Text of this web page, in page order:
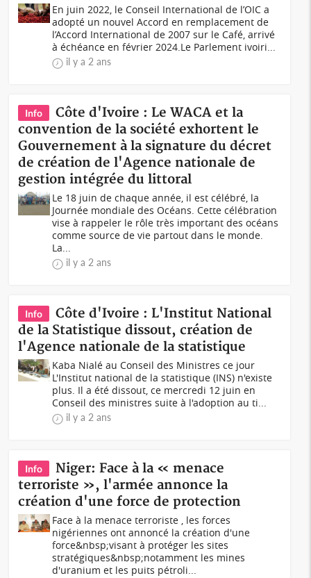
En juin 2022, le Conseil International de l’OIC a
adopté un nouvel Accord en remplacement de
l’Accord International de 2007 sur le Café, arrivé
à échéance en février 2024.Le Parlement ivoiri...
il y a 2 ans
Info
Côte d'Ivoire : Le WACA et la
convention de la société exhortent le
Gouvernement à la signature du décret
de création de l'Agence nationale de
gestion intégrée du littoral
Le 18 juin de chaque année, il est célébré, la
Journée mondiale des Océans. Cette célébration
vise à rappeler le rôle très important des océans
comme source de vie partout dans le monde.
La...
il y a 2 ans
Info
Côte d'Ivoire : L'Institut National
de la Statistique dissout, création de
l'Agence nationale de la statistique
Kaba Nialé au Conseil des Ministres ce jour
L'Institut national de la statistique (INS) n'existe
plus. Il a été dissout, ce mercredi 12 juin en
Conseil des ministres suite à l'adoption au ti...
il y a 2 ans
Info
Niger: Face à la « menace
terroriste », l'armée annonce la
création d'une force de protection
Face à la menace terroriste , les forces
nigériennes ont annoncé la création d'une
force&nbsp;visant à protéger les sites
stratégiques&nbsp;notamment les mines
d'uranium et les puits pétroli...